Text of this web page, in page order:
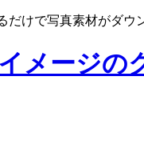
けで写真素材がダウ
メージの